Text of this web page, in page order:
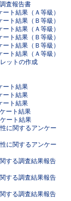
査報告書
ト結果（Ａ等級）
ト結果（Ｂ等級）
ト結果（Ａ等級）
ト結果（Ｂ等級）
ト結果（Ｂ等級）
ト結果（Ａ等級）
ットの作成
ート結果
ート結果
ート結果
ート結果
ート結果
に関するアンケー
に関するアンケー
する調査結果報告
する調査結果報告
する調査結果報告